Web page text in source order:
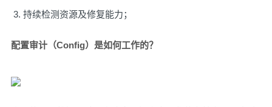
持续检测资源及修复能力；
配置审计（Config）是如何工作的？